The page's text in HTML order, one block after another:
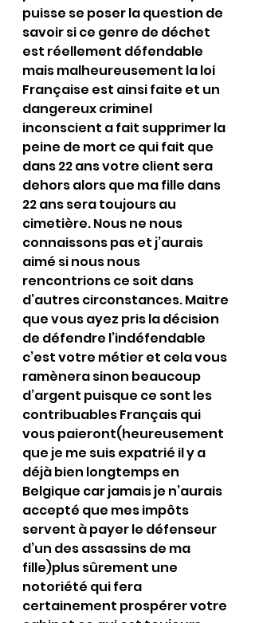
puisse se poser la question de
savoir si ce genre de déchet
est réellement défendable
mais malheureusement la loi
Française est ainsi faite et un
dangereux criminel
inconscient a fait supprimer la
peine de mort ce qui fait que
dans 22 ans votre client sera
dehors alors que ma fille dans
22 ans sera toujours au
cimetière. Nous ne nous
connaissons pas et j’aurais
aimé si nous nous
rencontrions ce soit dans
d’autres circonstances. Maitre
que vous ayez pris la décision
de défendre l’indéfendable
c’est votre métier et cela vous
ramènera sinon beaucoup
d’argent puisque ce sont les
contribuables Français qui
vous paieront(heureusement
que je me suis expatrié il y a
déjà bien longtemps en
Belgique car jamais je n’aurais
accepté que mes impôts
servent à payer le défenseur
d’un des assassins de ma
fille)plus sûrement une
notoriété qui fera
certainement prospérer votre